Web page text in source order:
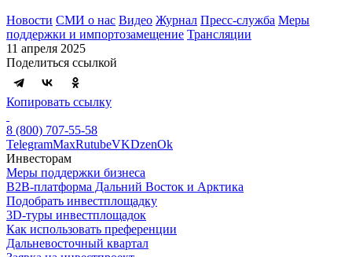
Новости СМИ о нас Видео Журнал Пресс-служба Меры
поддержки и импортозамещение Трансляции
11 апреля 2025
Поделиться ссылкой
Копировать ссылку
8 (800) 707-55-58
TelegramMaxRutubeVKDzenOk
Инвесторам
Меры поддержки бизнеса
B2B-платформа Дальний Восток и Арктика
Подобрать инвестплощадку
3D-туры инвестплощадок
Как использовать преференции
Дальневосточный квартал